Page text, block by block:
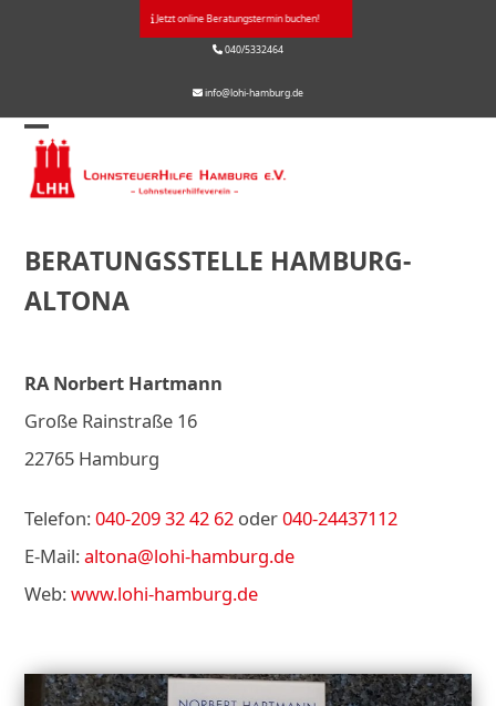
Jetzt online Beratungstermin buchen!
040/5332464
info@lohi-hamburg.de
Open
mobile
Close
mobile
BERATUNGSSTELLE HAMBURG-
ALTONA
RA Norbert Hartmann
Große Rainstraße 16
22765 Hamburg
Telefon:040-209 32 42 62 oder040-24437112
E-Mail:altona@lohi-hamburg.de
Web:www.lohi-hamburg.de